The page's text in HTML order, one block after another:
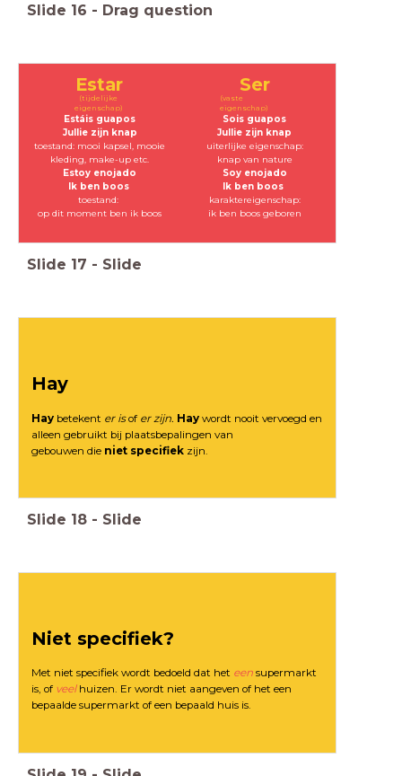
Slide 16 - Drag question
Estáis guapos
Jullie zijn knap
toestand: mooi kapsel, mooie
kleding, make-up etc.
Estoy enojado
Ik ben boos
toestand:
op dit moment ben ik boos
Sois guapos
Jullie zijn knap
uiterlijke eigenschap:
knap van nature
Soy enojado
Ik ben boos
karaktereigenschap:
ik ben boos geboren
Estar
(tijdelijke
eigenschap)
Ser
(vaste
eigenschap)
Slide 17 - Slide
Hay
Haybetekent er isof er zijn. Haywordt nooit vervoegd en
alleen gebruikt bij plaatsbepalingen van
gebouwen die niet specifiek zijn.
Slide 18 - Slide
Niet specifiek?
Met niet specifiek wordt bedoeld dat het een supermarkt
is, of veel huizen. Er wordt niet aangeven of het een
bepaalde supermarkt of een bepaald huis is.